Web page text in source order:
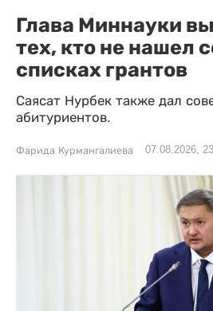
Глава Миннауки
тех, кто не нашел
списках грантов
Саясат Нурбек также дал
абитуриентов.
Фарида Курмангалиева 07.08.2026,